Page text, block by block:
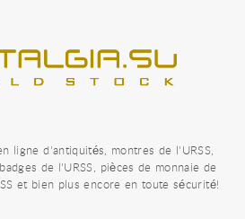
ligne d'antiquités, montres de l'URSS,
de l'URSS, pièces de monnaie de
et bien plus encore en toute sécurité!